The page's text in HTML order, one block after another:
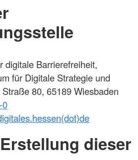
digitale Barrierefreiheit,
für Digitale Strategie und
80, 65189 Wiesbaden
0
dieser